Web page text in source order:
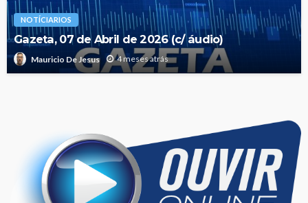
NOTÍCIARIOS
Gazeta, 07 de Abril de 2026 (c/ áudio)
Mauricio De Jesus 4 meses atrás